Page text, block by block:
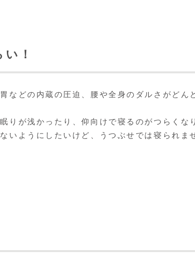
！
などの内蔵の圧迫、腰や全身のダルさがどん
りが浅かったり、仰向けで寝るのがつらくな
いようにしたいけど、うつぶせでは寝られま